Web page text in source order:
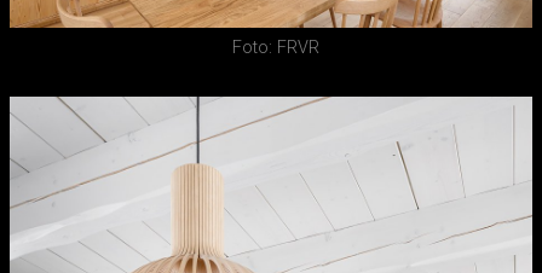
Foto: FRVR